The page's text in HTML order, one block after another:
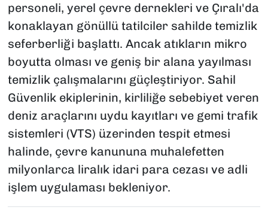
personeli, yerel çevre dernekleri ve Çıralı'da
konaklayan gönüllü tatilciler sahilde temizlik
seferberliği başlattı. Ancak atıkların mikro
boyutta olması ve geniş bir alana yayılması
temizlik çalışmalarını güçleştiriyor. Sahil
Güvenlik ekiplerinin, kirliliğe sebebiyet veren
deniz araçlarını uydu kayıtları ve gemi trafik
sistemleri (VTS) üzerinden tespit etmesi
halinde, çevre kanununa muhalefetten
milyonlarca liralık idari para cezası ve adli
işlem uygulaması bekleniyor.